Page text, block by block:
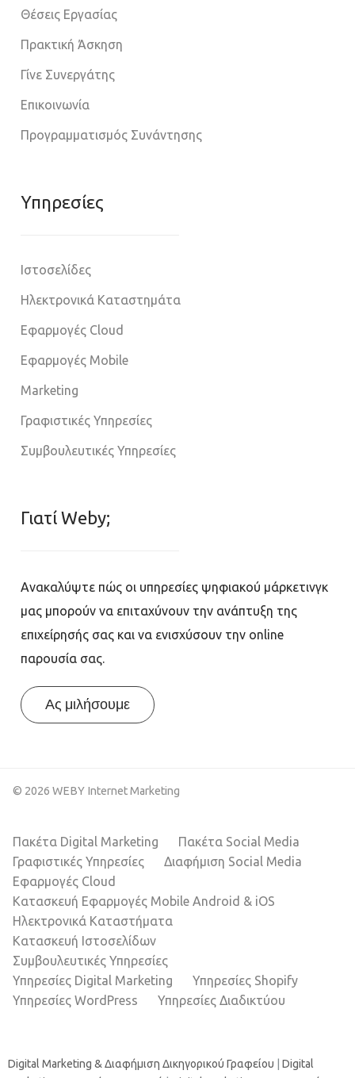
Θέσεις Εργασίας
Πρακτική Άσκηση
Γίνε Συνεργάτης
Επικοινωνία
Προγραμματισμός Συνάντησης
Υπηρεσίες
Ιστοσελίδες
Ηλεκτρονικά Καταστημάτα
Εφαρμογές Cloud
Εφαρμογές Mobile
Marketing
Γραφιστικές Υπηρεσίες
Συμβουλευτικές Υπηρεσίες
Γιατί Weby;
Ανακαλύψτε πώς οι υπηρεσίες ψηφιακού μάρκετινγκ
μας μπορούν να επιταχύνουν την ανάπτυξη της
επιχείρησής σας και να ενισχύσουν την online
παρουσία σας.
Ας μιλήσουμε
© 2026 WEBY Internet Marketing
Πακέτα Digital Marketing
Πακέτα Social Media
Γραφιστικές Υπηρεσίες
Διαφήμιση Social Media
Εφαρμογές Cloud
Κατασκευή Εφαρμογές Mobile Android & iOS
Ηλεκτρονικά Καταστήματα
Κατασκευή Ιστοσελίδων
Συμβουλευτικές Υπηρεσίες
Υπηρεσίες Digital Marketing
Υπηρεσίες Shopify
Υπηρεσίες WordPress
Υπηρεσίες Διαδικτύου
Digital Marketing & Διαφήμιση Δικηγορικού Γραφείου
Digital